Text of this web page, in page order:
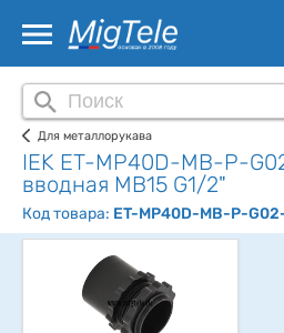
Для металлорукава
IEK ET-MP40D-MB-P-
вводная MB15 G1/2"
Код товара: ET-MP40D-MB-P-